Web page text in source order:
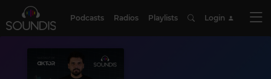
Podcasts Radios Playlists Login